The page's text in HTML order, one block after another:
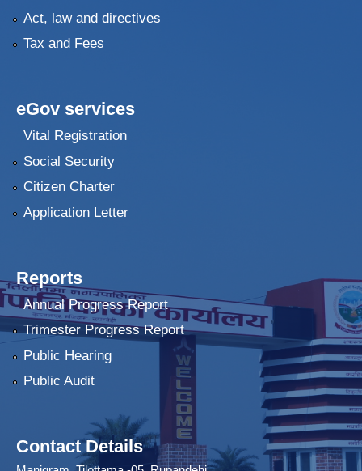
Act, law and directives
Tax and Fees
eGov services
Vital Registration
Social Security
Citizen Charter
Application Letter
Reports
Annual Progress Report
Trimester Progress Report
Public Hearing
Public Audit
Contact Details